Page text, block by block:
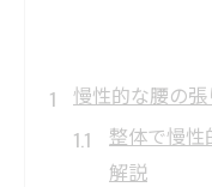
慢性的な腰の
整体で慢性
解説